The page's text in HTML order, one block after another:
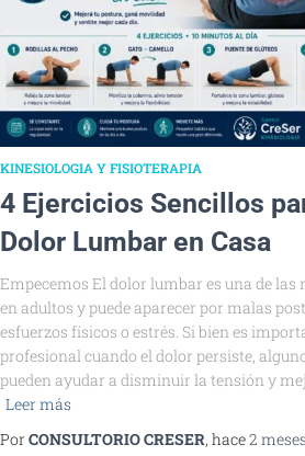
KINESIOLOGIA Y FISIOTERAPIA
4 Ejercicios Sencillos
Dolor Lumbar en Casa
Empecemos El dolor lumbar es una de
en adultos y puede aparecer por malas
esfuerzos físicos o estrés. Si bien es
profesional cuando el dolor persiste,
pueden ayudar a disminuir la tensión y
Leer más
PorCONSULTORIO CRESER, hace2 meses